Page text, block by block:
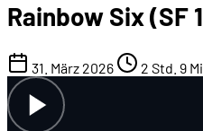
Rainbow Six (SF
31. März 2026 2 Std. 9